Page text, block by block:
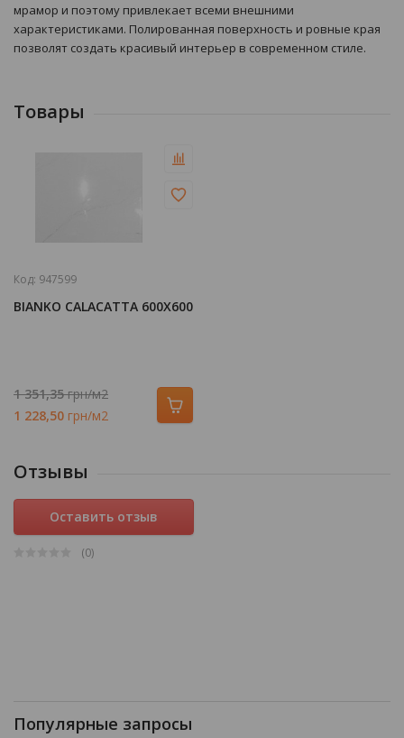
мрамор и поэтому привлекает всеми внешними
характеристиками. Полированная поверхность и ровные края
позволят создать красивый интерьер в современном стиле.
Товары
Код: 947599
BIANKO CALACATTA 600X600
1 351,35грн/м2
1 228,50 грн/м2
Отзывы
(0)
Оставить отзыв
Популярные запросы